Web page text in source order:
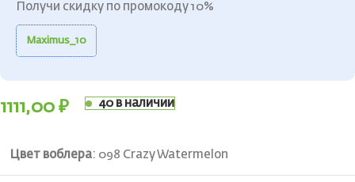
Получи скидку по промокоду 10%
Maximus_10
1111,00 ₽ 40 в наличии
Цвет воблера: 098 Crazy Watermelon